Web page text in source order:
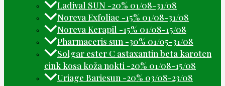
Ladival SUN -20% 01/08-31/08
Noreva Exfoliac -15% 01/08-31/08
Noreva Kerapil -15% 01/08-15/08
Pharmaceris sun -30% 01/05-31/08
Solgar ester C astaxantin beta karoten
cink kosa koža nokti -20% 01/08-15/08
Uriage Bariesun -20% 03/08-23/08